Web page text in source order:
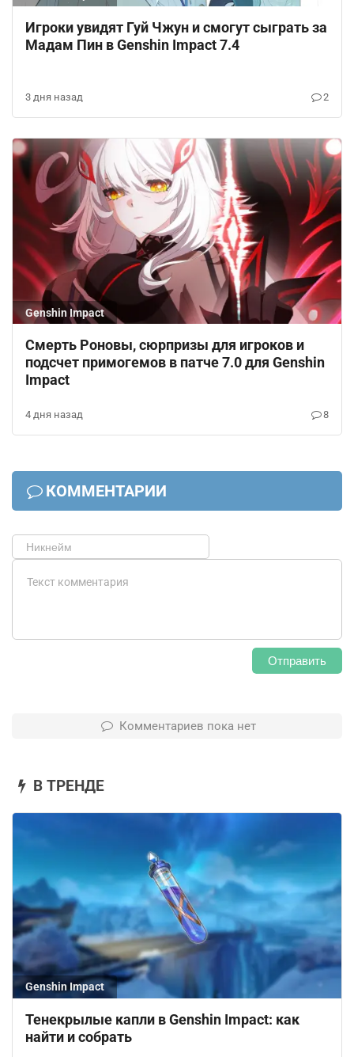
Игроки увидят Гуй Чжун и смогут сыграть за
Мадам Пин в Genshin Impact 7.4
3 дня назад 2
Genshin Impact
Смерть Роновы, сюрпризы для игроков и
подсчет примогемов в патче 7.0 для Genshin
Impact
4 дня назад 8
КОММЕНТАРИИ
Отправить
Комментариев пока нет
В ТРЕНДЕ
Genshin Impact
Тенекрылые капли в Genshin Impact: как
найти и собрать